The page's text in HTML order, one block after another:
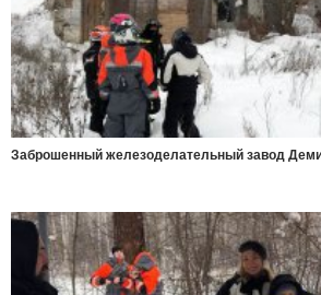
Заброшенный железоделательный завод